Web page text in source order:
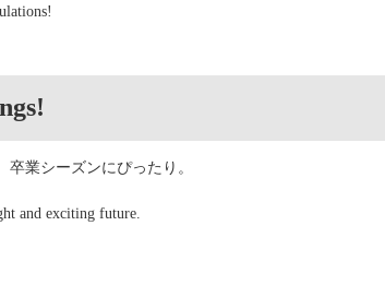
卒業シーズンにぴったり。
and exciting future.